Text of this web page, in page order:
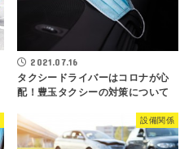
2021.07.16
タクシードライバーはコロナが心
配！豊玉タクシーの対策について
設備関係